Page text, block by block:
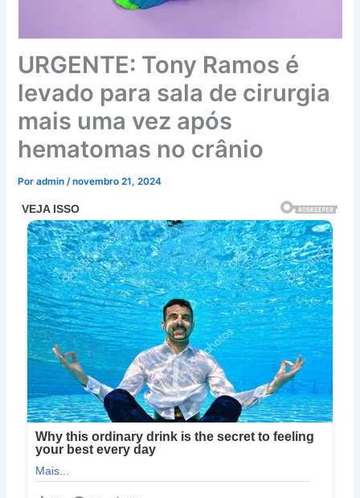
URGENTE: Tony Ramos é
levado para sala de cirurgia
mais uma vez após
hematomas no crânio
Poradmin/novembro 21, 2024